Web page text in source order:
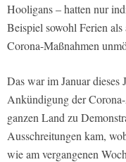
Hooligans – hatten nur
Beispiel sowohl Ferien
Corona-Maßnahmen
Das war im Januar dieses
Ankündigung der
ganzen Land zu
Ausschreitungen kam,
wie am vergangenen